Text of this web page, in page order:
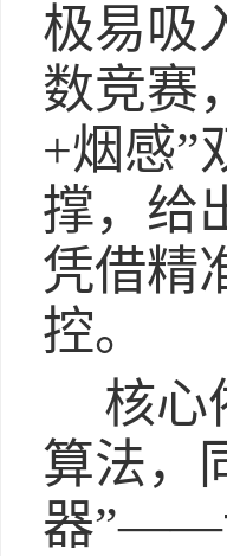
极易吸
数竞赛
+烟感”
撑，给
凭借精
控。
核心
算法，
器”——